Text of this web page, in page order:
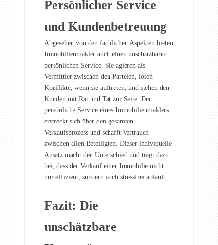
Persönlicher Service
und Kundenbetreuung
Abgesehen von den fachlichen Aspekten bieten
Immobilienmakler auch einen unschätzbaren
persönlichen Service. Sie agieren als
Vermittler zwischen den Parteien, lösen
Konflikte, wenn sie auftreten, und stehen den
Kunden mit Rat und Tat zur Seite. Der
persönliche Service eines Immobilienmaklers
erstreckt sich über den gesamten
Verkaufsprozess und schafft Vertrauen
zwischen allen Beteiligten. Dieser individuelle
Ansatz macht den Unterschied und trägt dazu
bei, dass der Verkauf einer Immobilie nicht
nur effizient, sondern auch stressfrei abläuft.
Fazit: Die
unschätzbare